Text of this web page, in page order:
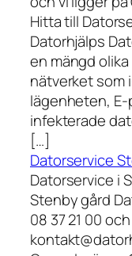
Hitta till
Datorhjälps
en mängd
nätverket som
lägenheten,
infekterade
[…]
Datorservice
Datorservice i
Stenby gård
08 37 21 00